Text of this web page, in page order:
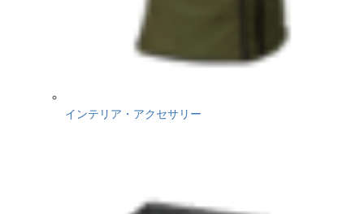
インテリア・アクセサリー